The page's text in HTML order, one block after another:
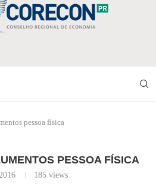
pessoa física
PESSOA FÍSICA
185 views